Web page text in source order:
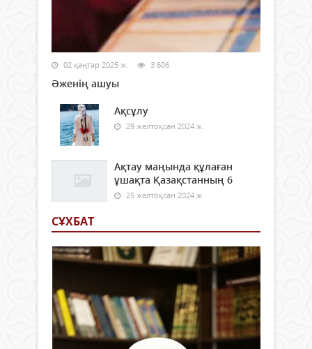
02 қаңтар 2025 ж. 3 606
Әженің ашуы
Ақсұлу
29 желтоқсан 2024 ж.
Ақтау маңында құлаған
ұшақта Қазақстанның 6
25 желтоқсан 2024 ж.
СҰХБАТ